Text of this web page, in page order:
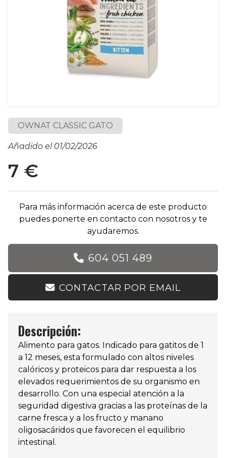
OWNAT CLASSIC GATO
Añadido el 01/02/2026
7 €
Para más información acerca de este producto
puedes ponerte en contacto con nosotros y te
ayudaremos.
604 051 489
CONTACTAR POR EMAIL
Descripción:
Alimento para gatos. Indicado para gatitos de 1
a 12 meses, esta formulado con altos niveles
calóricos y proteicos para dar respuesta a los
elevados requerimientos de su organismo en
desarrollo. Con una especial atención a la
seguridad digestiva gracias a las proteínas de la
carne fresca y a los fructo y manano
oligosacáridos que favorecen el equilibrio
intestinal.